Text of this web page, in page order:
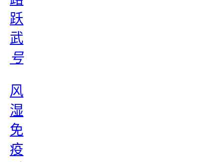
跃
武
号
风
湿
免
疫